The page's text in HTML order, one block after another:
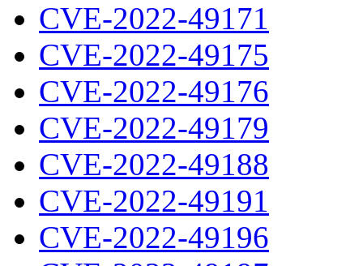
CVE-2022-49171
CVE-2022-49175
CVE-2022-49176
CVE-2022-49179
CVE-2022-49188
CVE-2022-49191
CVE-2022-49196